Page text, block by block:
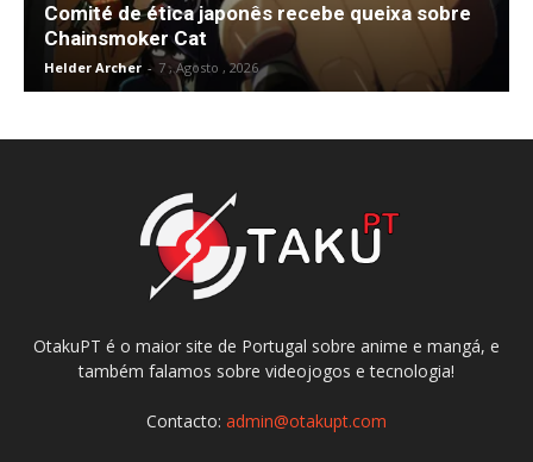
Comité de ética japonês recebe queixa sobre
Chainsmoker Cat
Helder Archer - 7 , Agosto , 2026
OtakuPT é o maior site de Portugal sobre anime e mangá, e
também falamos sobre videojogos e tecnologia!
Contacto: admin@otakupt.com